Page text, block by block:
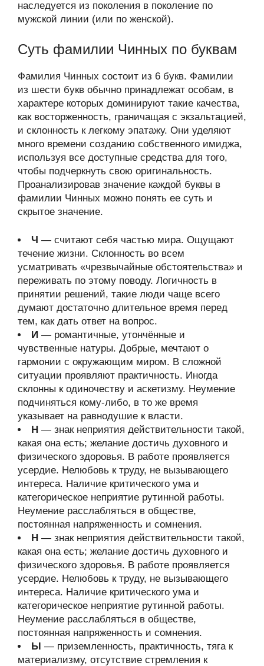
наследуется из поколения в поколение по
мужской линии (или по женской).
Суть фамилии Чинных по буквам
Фамилия Чинных состоит из 6 букв. Фамилии
из шести букв обычно принадлежат особам, в
характере которых доминируют такие качества,
как восторженность, граничащая с экзальтацией,
и склонность к легкому эпатажу. Они уделяют
много времени созданию собственного имиджа,
используя все доступные средства для того,
чтобы подчеркнуть свою оригинальность.
Проанализировав значение каждой буквы в
фамилии Чинных можно понять ее суть и
скрытое значение.
Ч — считают себя частью мира. Ощущают
течение жизни. Склонность во всем
усматривать «чрезвычайные обстоятельства» и
переживать по этому поводу. Логичность в
принятии решений, такие люди чаще всего
думают достаточно длительное время перед
тем, как дать ответ на вопрос.
И — романтичные, утончённые и
чувственные натуры. Добрые, мечтают о
гармонии с окружающим миром. В сложной
ситуации проявляют практичность. Иногда
склонны к одиночеству и аскетизму. Неумение
подчиняться кому-либо, в то же время
указывает на равнодушие к власти.
Н — знак неприятия действительности такой,
какая она есть; желание достичь духовного и
физического здоровья. В работе проявляется
усердие. Нелюбовь к труду, не вызывающего
интереса. Наличие критического ума и
категорическое неприятие рутинной работы.
Неумение расслабляться в обществе,
постоянная напряженность и сомнения.
Н — знак неприятия действительности такой,
какая она есть; желание достичь духовного и
физического здоровья. В работе проявляется
усердие. Нелюбовь к труду, не вызывающего
интереса. Наличие критического ума и
категорическое неприятие рутинной работы.
Неумение расслабляться в обществе,
постоянная напряженность и сомнения.
Ы — приземленность, практичность, тяга к
материализму, отсутствие стремления к